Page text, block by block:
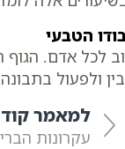
הטבעי
לכל אדם.
ולפעול
למאמר
עקרונות